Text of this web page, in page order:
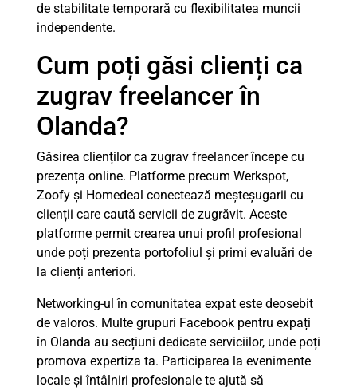
de stabilitate temporară cu flexibilitatea muncii
independente.
Cum poți găsi clienți ca
zugrav freelancer în
Olanda?
Găsirea clienților ca zugrav freelancer începe cu
prezența online. Platforme precum Werkspot,
Zoofy și Homedeal conectează meșteșugarii cu
clienții care caută servicii de zugrăvit. Aceste
platforme permit crearea unui profil profesional
unde poți prezenta portofoliul și primi evaluări de
la clienți anteriori.
Networking-ul în comunitatea expat este deosebit
de valoros. Multe grupuri Facebook pentru expați
în Olanda au secțiuni dedicate serviciilor, unde poți
promova expertiza ta. Participarea la evenimente
locale și întâlniri profesionale te ajută să